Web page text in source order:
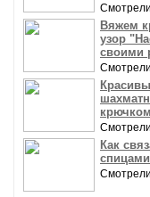
Вяжем
узор
своими
Как